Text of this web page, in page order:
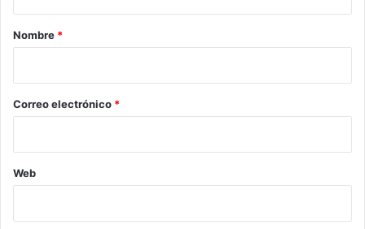
r
*
Nombre *
Correo electrónico *
Web